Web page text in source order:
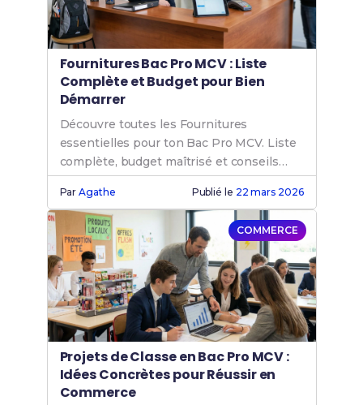
Fournitures Bac Pro MCV : Liste
Complète et Budget pour Bien
Démarrer
Découvre toutes les Fournitures
essentielles pour ton Bac Pro MCV. Liste
complète, budget maîtrisé et conseils
pratiques pour une rentrée réussie !
ParAgathe Publié le 22 mars 2026
COMMERCE
Projets de Classe en Bac Pro MCV :
Idées Concrètes pour Réussir en
Commerce